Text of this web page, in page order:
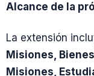
Alcance de la
La extensión
Misiones,
Misiones,